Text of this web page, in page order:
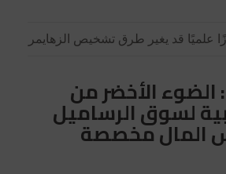
علميًا قد يغير طرق تشخيص الزهايمر
الضوء الأخضر من
لسوق الرساميل
المال مخصصة